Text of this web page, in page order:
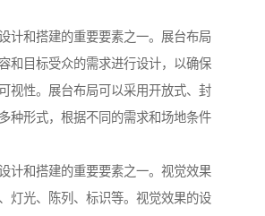
计和搭建的重要要素之一。展台布局
和目标受众的需求进行设计，以确保
视性。展台布局可以采用开放式、封
种形式，根据不同的需求和场地条件
计和搭建的重要要素之一。视觉效果
灯光、陈列、标识等。视觉效果的设